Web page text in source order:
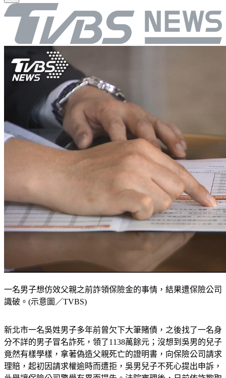
一名男子想仿效父親之前詐領保險金的事情，結果遭保險公司
識破。(示意圖／TVBS)
新北市一名吳姓男子多年前曾欠下大筆賭債，之後找了一名身
分不詳的男子冒名詐死，領了1138萬餘元； 沒想到吳男的兒子
竟然有樣學樣，拿著偽造父親死亡的證明書，向保險公司請求
理賠，起初因請求權逾時而遭拒，吳男兒子不死心提出申訴，